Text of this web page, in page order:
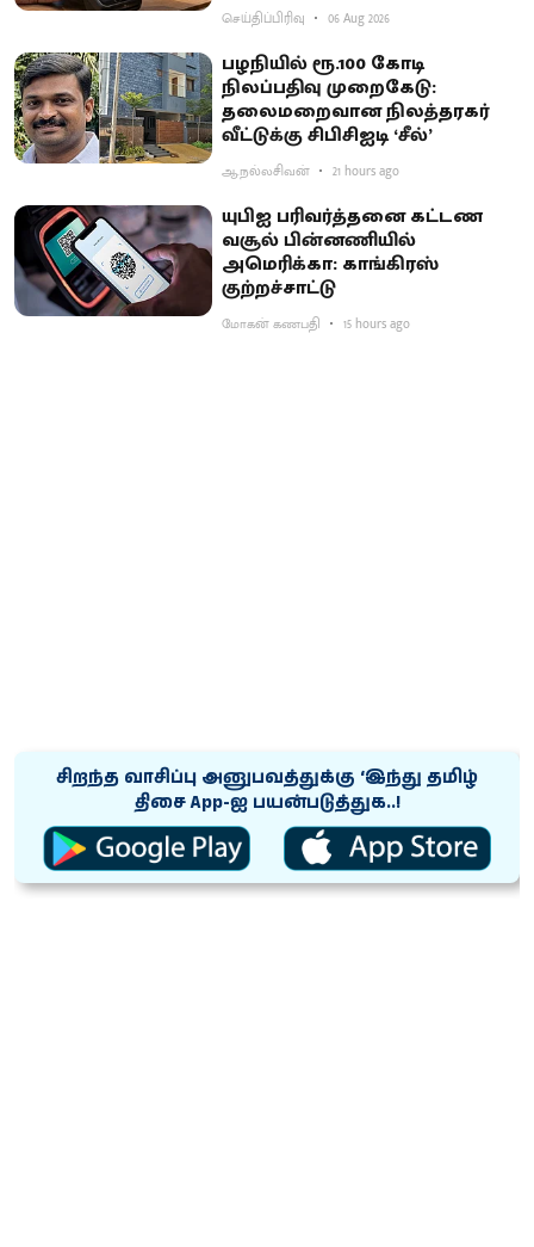
செய்திப்பிரிவு 06 Aug 2026
பழநியில் ரூ.100 கோடி
நிலப்பதிவு முறைகேடு:
தலைமறைவான நிலத்தரகர்
வீட்டுக்கு சிபிசிஐடி ‘சீல்’
ஆ.நல்லசிவன் 21 hours ago
யுபிஐ பரிவர்த்தனை கட்டண
வசூல் பின்னணியில்
அமெரிக்கா: காங்கிரஸ்
குற்றச்சாட்டு
மோகன் கணபதி 15 hours ago
சிறந்த வாசிப்பு அனுபவத்துக்கு ‘இந்து தமிழ்
திசை App-ஐ பயன்படுத்துக..!